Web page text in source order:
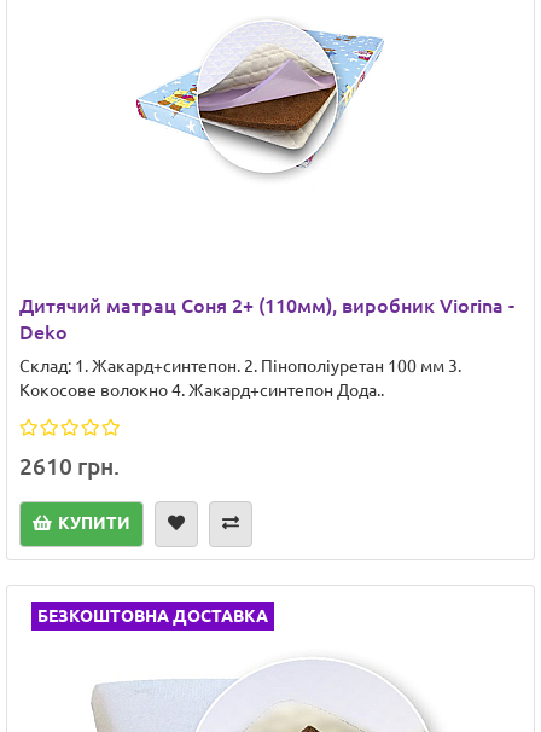
Дитячий матрац Соня 2+ (110мм), виробник Viorina -
Deko
Склад: 1. Жакард+синтепон. 2. Пінополіуретан 100 мм 3.
Кокосове волокно 4. Жакард+синтепон Дода..
2610 грн.
КУПИТИ
БЕЗКОШТОВНА ДОСТАВКА